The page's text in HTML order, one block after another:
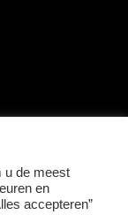
u de meest
en
accepteren”